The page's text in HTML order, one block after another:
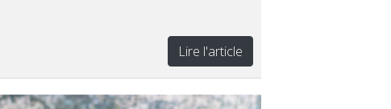
Lire l'article